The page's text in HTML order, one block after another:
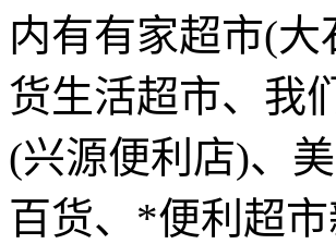
内有有家超市(
货生活超市、我
(兴源便利店)、
百货、*便利超